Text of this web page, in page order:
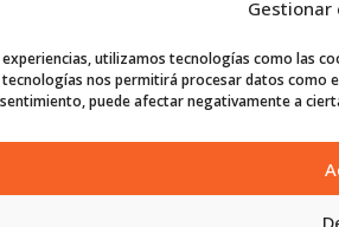
utilizamos tecnologías como las
nos permitirá procesar datos como
puede afectar negativamente a